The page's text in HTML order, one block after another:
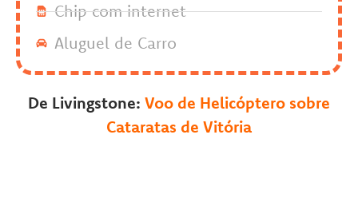
Chip com internet
Aluguel de Carro
De Livingstone: Voo de Helicóptero sobre
Cataratas de Vitória